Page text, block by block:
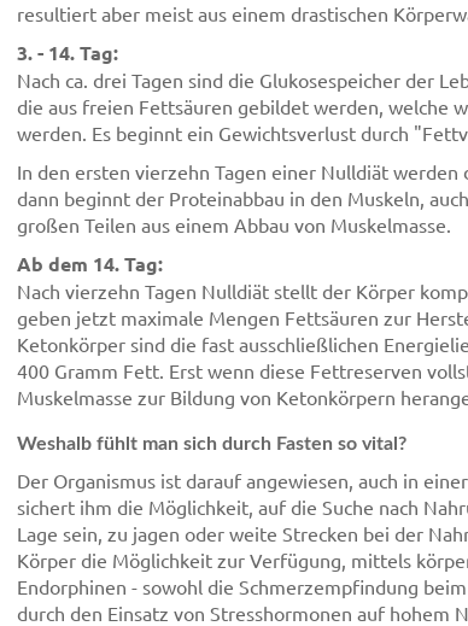
resultiert aber meist aus einem drastischen
3. - 14. Tag:
Nach ca. drei Tagen sind die Glukosespeicher der
die aus freien Fettsäuren gebildet werden, welche
werden. Es beginnt ein Gewichtsverlust durch
In den ersten vierzehn Tagen einer Nulldiät
dann beginnt der Proteinabbau in den Muskeln,
großen Teilen aus einem Abbau von Muskelmasse.
Ab dem 14. Tag:
Nach vierzehn Tagen Nulldiät stellt der Körper
geben jetzt maximale Mengen Fettsäuren zur
Ketonkörper sind die fast ausschließlichen
400 Gramm Fett. Erst wenn diese Fettreserven
Muskelmasse zur Bildung von Ketonkörpern
Weshalb fühlt man sich durch Fasten so vital?
Der Organismus ist darauf angewiesen, auch in
sichert ihm die Möglichkeit, auf die Suche nach
Lage sein, zu jagen oder weite Strecken bei der
Körper die Möglichkeit zur Verfügung, mittels
Endorphinen - sowohl die Schmerzempfindung
durch den Einsatz von Stresshormonen auf hohem